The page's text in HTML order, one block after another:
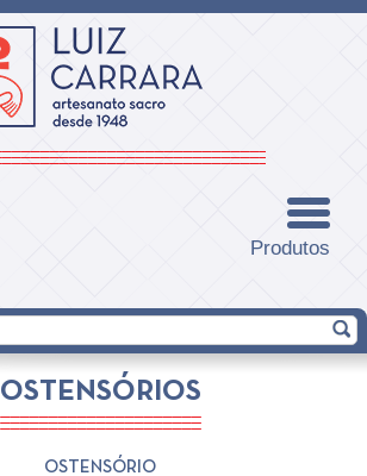
Produtos
OSTENSÓRIOS
OSTENSÓRIO